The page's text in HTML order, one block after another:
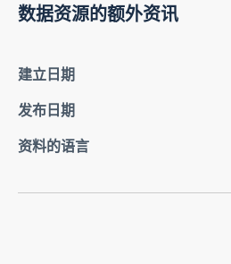
数据资源的额外资讯
建立日期
发布日期
资料的语言